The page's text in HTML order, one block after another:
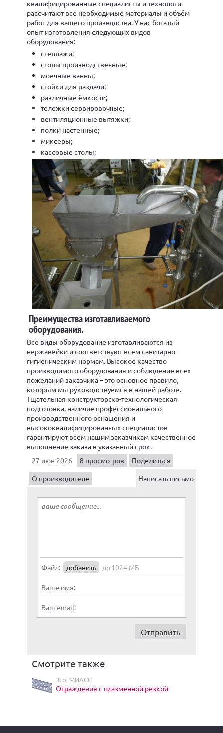
квалифицированные специалисты и технологи
рассчитают все необходимые материалы и объём
работ для вашего производства. У нас богатый
опыт изготовления следующих видов
оборудования:
стеллажи;
столы производственные;
моечные ванны;
стойки для раздачи;
различные ёмкости;
тележки сервировочные;
вентиляционные вытяжки;
полки настенные;
миксеры;
кассовые столы;
Преимущества изготавливаемого
оборудования.
Все виды оборудование изготавливаются из
нержавейки и соответствуют всем санитарно-
гигиеническим нормам. Высокое качество
производимого оборудования и соблюдение всех
пожеланий заказчика – это основное правило,
которым мы руководствуемся в нашей работе.
Тщательная конструкторско-технологическая
подготовка, наличие профессионального
производственного оснащения и
высококвалифицированных специалистов
гарантируют всем нашим заказчикам качественное
выполнение заказа в указанный срок.
27 июн 2026
8 просмотров
Поделиться
О производителе
Написать письмо
Файл: добавить до 1024 МБ
Ваше имя:
Ваш email:
Смотрите также
Зсо, МИАСС
Ограждения с плазменной резкой